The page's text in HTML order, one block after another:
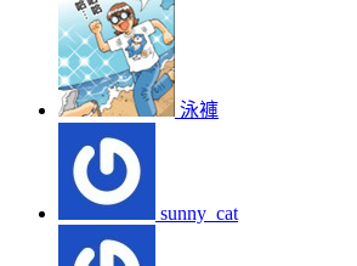
泳褲
sunny_cat